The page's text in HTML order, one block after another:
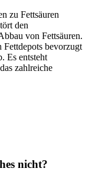
zu Fettsäuren
den
von Fettsäuren.
Fettdepots bevorzugt
Es entsteht
zahlreiche
nicht?